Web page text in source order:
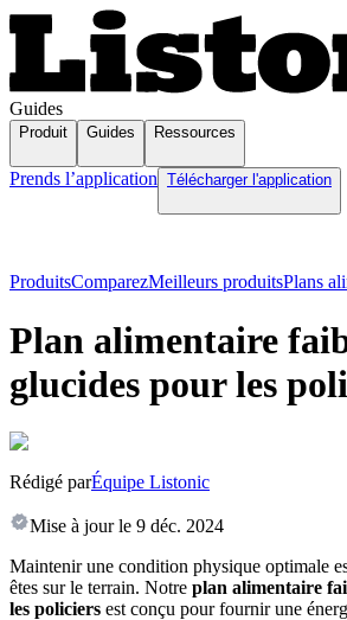
Guides
Produit Guides Ressources
Prends l’application Télécharger l'application
ProduitsComparezMeilleurs produitsPlans
Plan alimentaire
glucides pour les
Rédigé parÉquipe Listonic
Mise à jour le 9 déc. 2024
Maintenir une condition physique optimale
êtes sur le terrain. Notre plan alimentaire
les policiers est conçu pour fournir une